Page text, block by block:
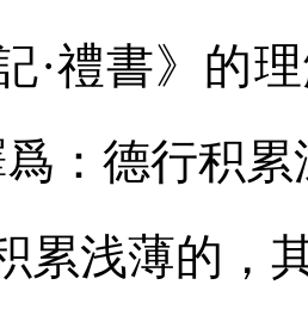
·禮書》的
：德行积
累浅薄的，